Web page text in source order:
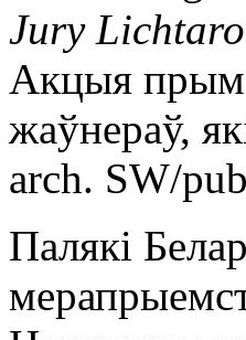
Jury
Акцыя
жаўнераў,
arch. SW/
Палякі